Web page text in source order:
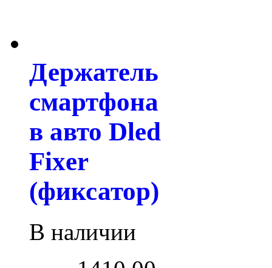
Держатель
смартфона
в авто Dled
Fixer
(фиксатор)
В наличии